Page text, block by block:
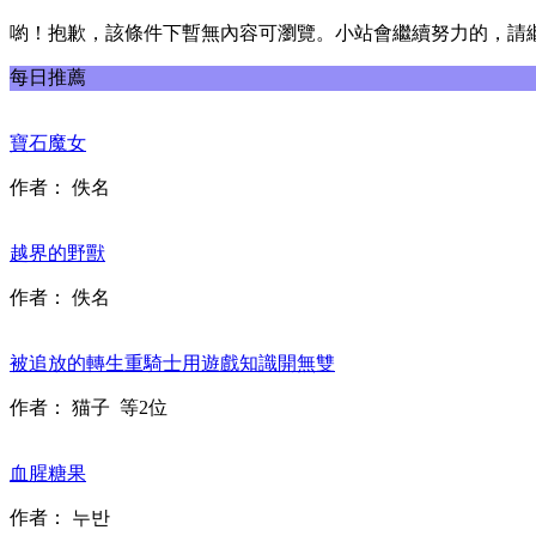
喲！抱歉，該條件下暫無內容可瀏覽。小站會繼續努力的，請
每日推薦
寶石魔女
作者： 佚名
越界的野獸
作者： 佚名
被追放的轉生重騎士用遊戲知識開無雙
作者： 猫子 等2位
血腥糖果
作者： 누반